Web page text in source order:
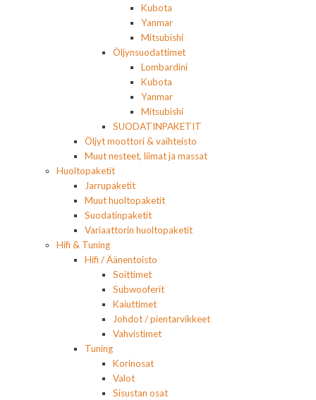
Kubota
Yanmar
Mitsubishi
Öljynsuodattimet
Lombardini
Kubota
Yanmar
Mitsubishi
SUODATINPAKETIT
Öljyt moottori & vaihteisto
Muut nesteet, liimat ja massat
Huoltopaketit
Jarrupaketit
Muut huoltopaketit
Suodatinpaketit
Variaattorin huoltopaketit
Hifi & Tuning
Hifi / Äänentoisto
Soittimet
Subwooferit
Kaiuttimet
Johdot / pientarvikkeet
Vahvistimet
Tuning
Korinosat
Valot
Sisustan osat